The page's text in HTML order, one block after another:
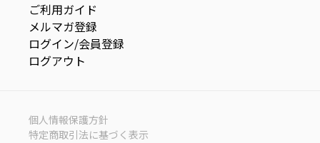
ご利用ガイド
メルマガ登録
ログイン/会員登録
ログアウト
個人情報保護方針
特定商取引法に基づく表示